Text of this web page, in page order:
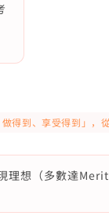
得到、享受得到」，
理想（多數達